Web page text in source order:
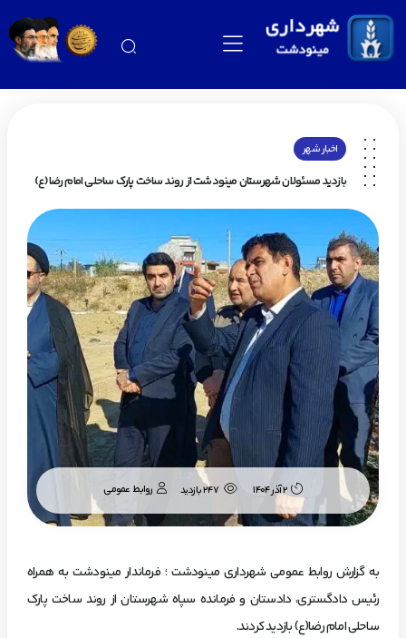
اخبار شهر
بازدید مسئولان شهرستان مینودشت از روند ساخت پارک ساحلی امام رضا(ع)
۲ آذر ۱۴۰۴ 247 بازدید روابط عمومی
به گزارش روابط عمومی شهرداری مینودشت ؛ فرماندار مینودشت به همراه
رئیس دادگستری، دادستان و فرمانده سپاه شهرستان از روند ساخت پارک
ساحلی امام رضا(ع) بازدید کردند.